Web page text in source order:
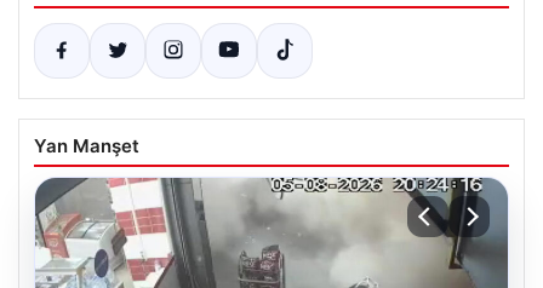
Yan Manşet